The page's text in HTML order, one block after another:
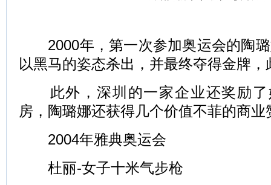
2000年，第一次参加奥运会的陶璐
以黑马的姿态杀出，并最终夺得金牌
此外，深圳的一家企业还奖励了
房，陶璐娜还获得几个价值不菲的商业
2004年雅典奥运会
杜丽-女子十米气步枪